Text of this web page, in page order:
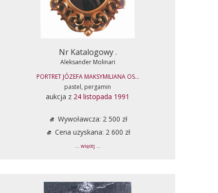
Nr Katalogowy .
Aleksander Molinari
PORTRET JÓZEFA MAKSYMILIANA OS...
pastel, pergamin
aukcja z 24 listopada 1991
Wywoławcza: 2 500 zł
Cena uzyskana: 2 600 zł
... więcej ...